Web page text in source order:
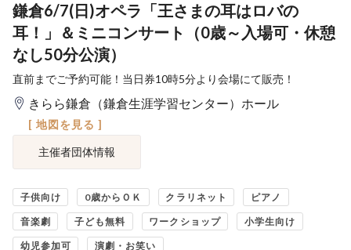
鎌倉6/7(日)オペラ「王さまの耳はロバの
耳！」＆ミニコンサート（0歳～入場可・休憩
なし50分公演）
直前までご予約可能！当日券10時5分より会場にて販売！
きらら鎌倉（鎌倉生涯学習センター）ホール
[ 地図を見る ]
主催者団体情報
子供向け 0歳からＯＫ クラリネット ピアノ
音楽劇 子ども無料 ワークショップ 小学生向け
幼児参加可 演劇・お笑い